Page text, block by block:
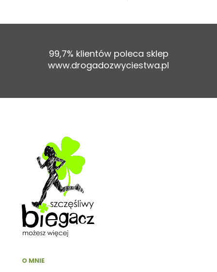
99,7% klientów poleca sklep
www.drogadozwyciestwa.pl
O MNIE